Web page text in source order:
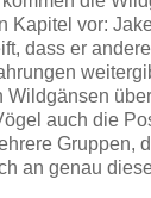
Kapitel vor:
dass er
Wildgänsen
auch die
Gruppen,
an genau